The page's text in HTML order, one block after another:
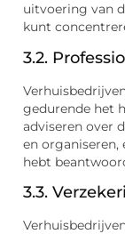
uitvoering van
kunt
3.2.
gedurende het
adviseren over
en organiseren,
hebt
3.3.